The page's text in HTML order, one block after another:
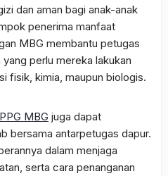
dan aman bagi anak-anak
penerima manfaat
MBG membantu petugas
perlu mereka lakukan
fisik, kimia, maupun biologis.
MBG juga dapat
bersama antarpetugas dapur.
dalam menjaga
serta cara penanganan